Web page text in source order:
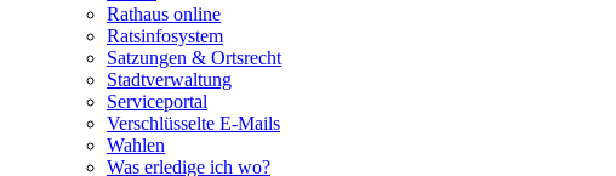
Rathaus online
Ratsinfosystem
Satzungen & Ortsrecht
Stadtverwaltung
Serviceportal
Verschlüsselte E-Mails
Wahlen
Was erledige ich wo?